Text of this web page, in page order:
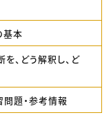
基本
、どう解釈し、ど
題・参考情報